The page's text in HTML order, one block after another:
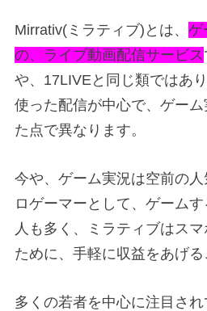
Mirrativ(ミラティブ)とは、 ゲ
の、ライブ動画配信サービス
や、17LIVEと同じ類ではあ
使った配信が中心で、ゲー
た点で異なります。
今や、ゲーム実況は空前の
ロゲーマーとして、ゲーム
人も多く、ミラティブはス
ために、手軽に収益をあげる
多くの若者を中心に注目さ